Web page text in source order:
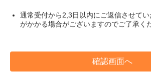
通常受付から2,3日以内にご返信させて
がかかる場合がございますのでご了承く
確認画面へ